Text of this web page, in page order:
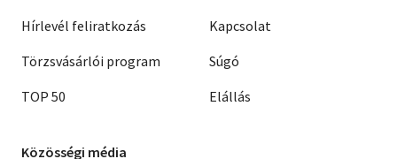
Hírlevél feliratkozás
Törzsvásárlói program
TOP 50
Kapcsolat
Súgó
Elállás
Közösségi média